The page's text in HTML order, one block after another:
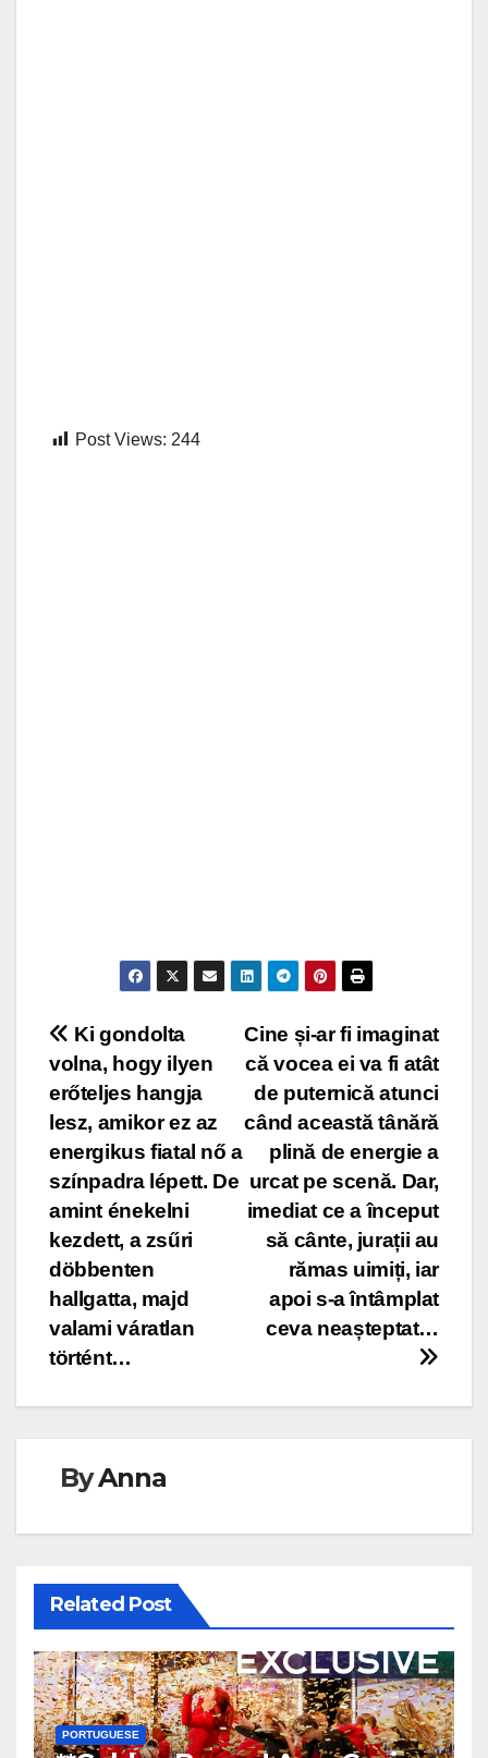
Post Views: 244
Post
navigation
Cine și-ar fi imaginat
că vocea ei va fi atât
de puternică atunci
când această tânără
plină de energie a
urcat pe scenă. Dar,
imediat ce a început
să cânte, jurații au
rămas uimiți, iar
apoi s-a întâmplat
ceva neașteptat…
Ki gondolta
volna, hogy ilyen
erőteljes hangja
lesz, amikor ez az
energikus fiatal nő a
színpadra lépett. De
amint énekelni
kezdett, a zsűri
döbbenten
hallgatta, majd
valami váratlan
történt…
ByAnna
Related Post
PORTUGUESE